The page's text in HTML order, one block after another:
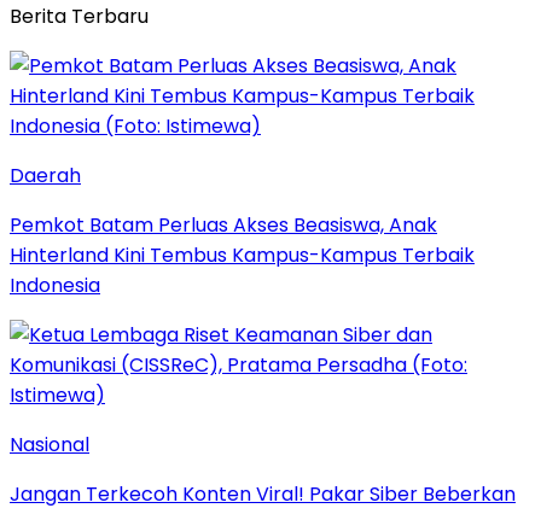
Berita Terbaru
Daerah
Pemkot Batam Perluas Akses Beasiswa, Anak
Hinterland Kini Tembus Kampus-Kampus Terbaik
Indonesia
Nasional
Jangan Terkecoh Konten Viral! Pakar Siber Beberkan